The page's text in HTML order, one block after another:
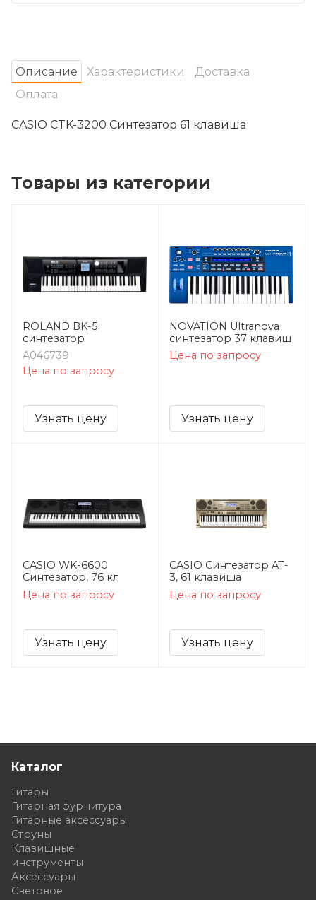
Oписание Характеристики
Доставка
Оплата
CASIO CTK-3200 Синтезатор 61 клавиша
Товары из категории
ROLAND BK-5
синтезатор
A046739
Цена по запросу
Узнать цену
NOVATION Ultranova
синтезатор 37 клавиш
Цена по запросу
Узнать цену
CASIO WK-6600
Синтезатор, 76 кл
Цена по запросу
Узнать цену
CASIO Синтезатор AT-
3, 61 клавиша
Цена по запросу
Узнать цену
Каталог
Гитары
Гитарная фурнитура
Гитарные аксессуары
Струны
Клавишные
инструменты
Аксессуары
Световое